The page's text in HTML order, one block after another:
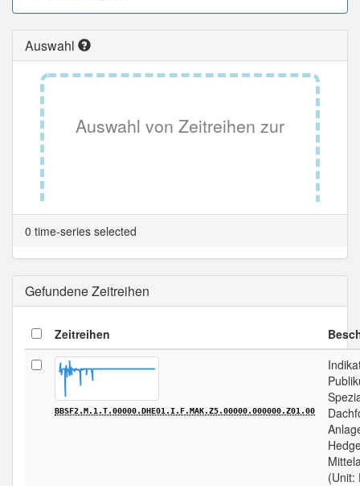
Auswahl
Auswahl von Zeitreihen zur
Tabellenansicht.
0 time-series selected
Gefundene Zeitreihen
Zeitreihen
BBSF2.M.1.T.00000.DHE01.I.F.MAK.Z5.00000.000000.Z01.00
(Unit: